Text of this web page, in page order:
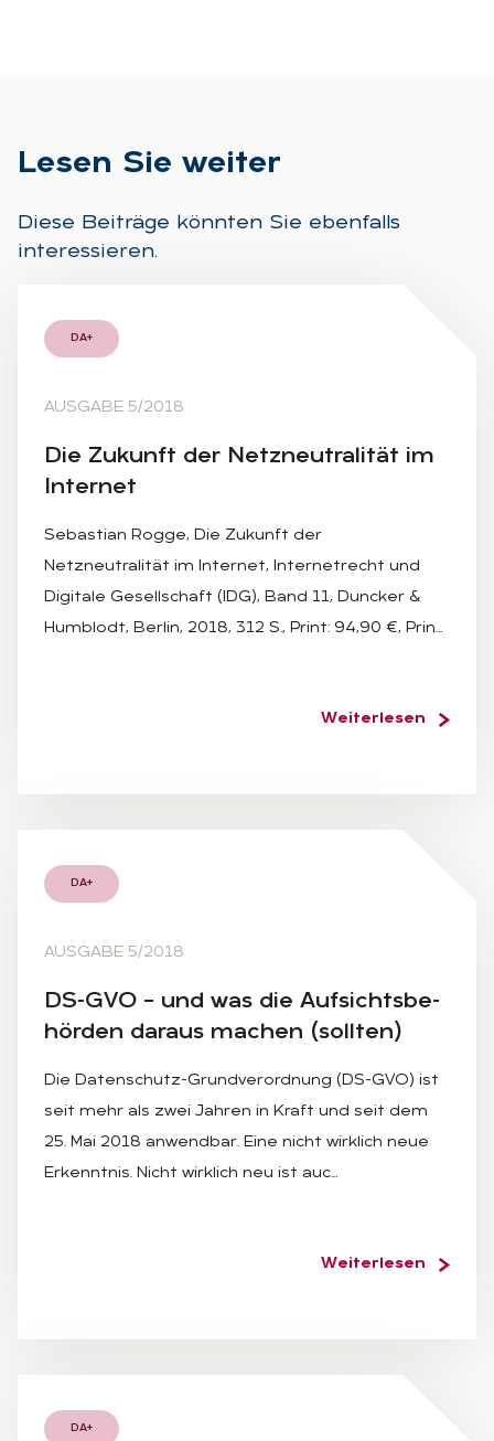
Le­sen Sie wei­ter
Diese Beiträge könnten Sie ebenfalls
interessieren.
DA+
AUSGABE 5/2018
Die Zu­kunft der Netz­neu­tra­li­tät im
In­ter­net
Sebastian Rogge, Die Zukunft der
Netzneutralität im Internet, Internetrecht und
Digitale Gesellschaft (IDG), Band 11, Duncker &
Humblodt, Berlin, 2018, 312 S., Print: 94,90 €, Prin…
Weiterlesen
DA+
AUSGABE 5/2018
DS-GVO – und was die Auf­sichts­be­
hör­den dar­aus ma­chen (soll­ten)
Die Datenschutz-Grundverordnung (DS-GVO) ist
seit mehr als zwei Jahren in Kraft und seit dem
25. Mai 2018 anwendbar. Eine nicht wirklich neue
Erkenntnis. Nicht wirklich neu ist auc…
Weiterlesen
DA+